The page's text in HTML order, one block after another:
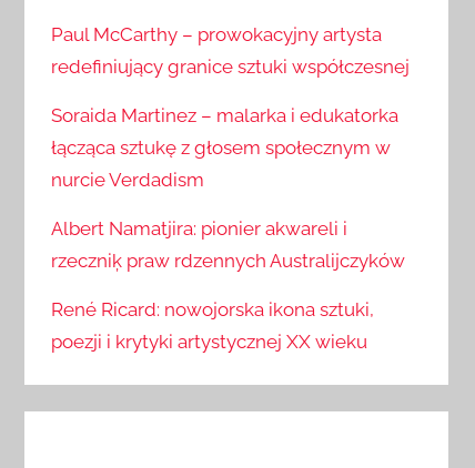
Paul McCarthy – prowokacyjny artysta
redefiniujący granice sztuki współczesnej
Soraida Martinez – malarka i edukatorka
łącząca sztukę z głosem społecznym w
nurcie Verdadism
Albert Namatjira: pionier akwareli i
rzeczniķ praw rdzennych Australijczyków
René Ricard: nowojorska ikona sztuki,
poezji i krytyki artystycznej XX wieku